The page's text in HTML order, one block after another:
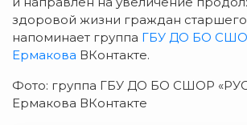
здоровой жизни граждан
напоминает группа ГБУ ДО БО
Ермакова ВКонтакте.
Фото: группа ГБУ ДО БО СШОР
Ермакова ВКонтакте